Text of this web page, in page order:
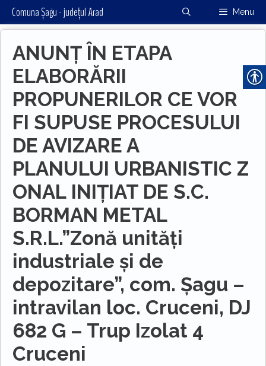
Sari
la
Comuna Șagu - județul Arad Menu
ANUNȚ ÎN ETAPA
ELABORĂRII
PROPUNERILOR CE VOR
FI SUPUSE PROCESULUI
DE AVIZARE A
PLANULUI URBANISTIC Z
ONAL INIȚIAT DE S.C.
BORMAN METAL
S.R.L.”Zonă unități
industriale și de
depozitare”, com. Șagu –
intravilan loc. Cruceni, DJ
682 G – Trup Izolat 4
Cruceni